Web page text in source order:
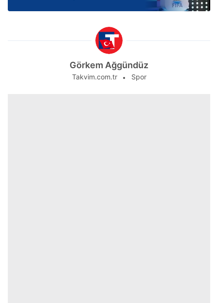
Görkem Ağgündüz
Takvim.com.tr Spor